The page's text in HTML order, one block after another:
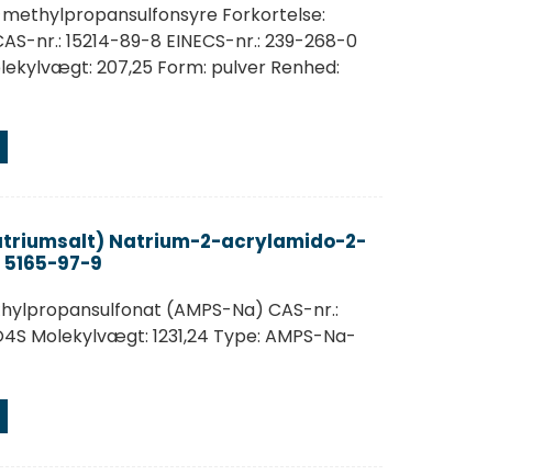
Forkortelse:
nr.: 15214-89-8 EINECS-nr.: 239-268-0
207,25 Form: pulver Renhed:
Natrium-2-acrylamido-2-
97-9
(AMPS-Na) CAS-nr.:
Molekylvægt: 1231,24 Type: AMPS-Na-